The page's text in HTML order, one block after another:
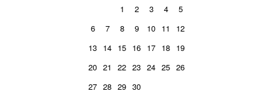
1
2 3 4
5
6
7 8 9 10 11
12
13 14 15 16 17 18 19
20 21 22 23 24 25 26
27 28 29 30